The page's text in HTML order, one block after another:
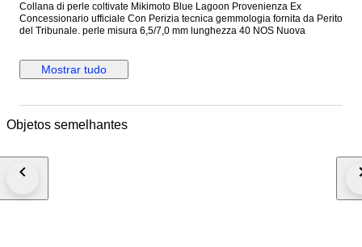
Collana di perle coltivate Mikimoto Blue Lagoon Provenienza Ex
Concessionario ufficiale Con Perizia tecnica gemmologia fornita da Perito
del Tribunale. perle misura 6,5/7,0 mm lunghezza 40 NOS Nuova
Mostrar tudo
Objetos semelhantes